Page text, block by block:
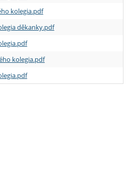
kolegia.pdf
děkanky.pdf
kolegia.pdf